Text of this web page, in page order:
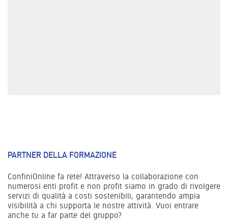
PARTNER DELLA FORMAZIONE
ConfiniOnline fa rete! Attraverso la collaborazione con
numerosi enti profit e non profit siamo in grado di rivolgere
servizi di qualità a costi sostenibili, garantendo ampia
visibilità a chi supporta le nostre attività. Vuoi entrare
anche tu a far parte del gruppo?